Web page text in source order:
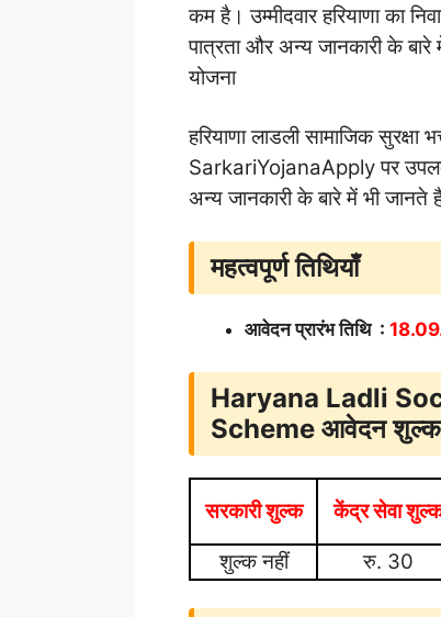
कम है। उम्मीदवार हरियाणा का
पात्रता और अन्य जानकारी के बारे
योजना
हरियाणा लाडली सामाजिक सुरक्षा
SarkariYojanaApply पर
अन्य जानकारी के बारे में भी जानते
महत्वपूर्ण तिथियाँ
आवेदन प्रारंभ तिथि :
Haryana Ladli
Scheme आवेदन शुल्क
सरकारी शुल्क केंद्र सेवा
शुल्क नहीं
रु. 30